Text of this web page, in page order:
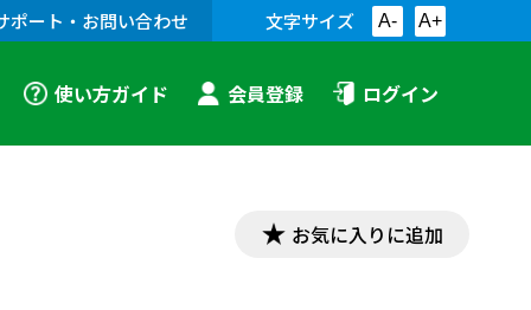
ポート・お問い合わせ 文字サイズ A- A+
使い方ガイド 会員登録 ログイン
お気に入りに追加